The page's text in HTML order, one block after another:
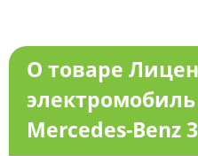
О товаре
электромобиль
Mercedes-Benz